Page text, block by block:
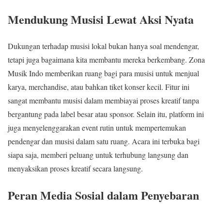
Mendukung Musisi Lewat Aksi Nyata
Dukungan terhadap musisi lokal bukan hanya soal mendengar,
tetapi juga bagaimana kita membantu mereka berkembang. Zona
Musik Indo memberikan ruang bagi para musisi untuk menjual
karya, merchandise, atau bahkan tiket konser kecil. Fitur ini
sangat membantu musisi dalam membiayai proses kreatif tanpa
bergantung pada label besar atau sponsor. Selain itu, platform ini
juga menyelenggarakan event rutin untuk mempertemukan
pendengar dan musisi dalam satu ruang. Acara ini terbuka bagi
siapa saja, memberi peluang untuk terhubung langsung dan
menyaksikan proses kreatif secara langsung.
Peran Media Sosial dalam Penyebaran